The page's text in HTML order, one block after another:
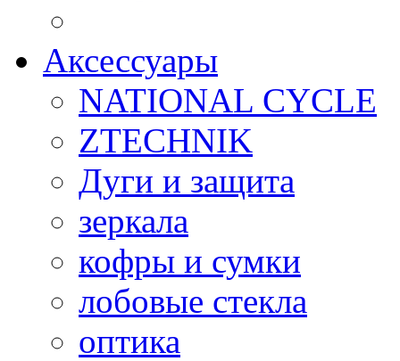
Аксессуары
NATIONAL CYCLE
ZTECHNIK
Дуги и защита
зеркала
кофры и сумки
лобовые стекла
оптика